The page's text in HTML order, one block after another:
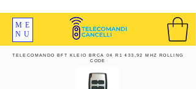
ME
NU
TELECOMANDO BFT KLEIO BRCA 04 R1 433,92 MHZ ROLLING
CODE